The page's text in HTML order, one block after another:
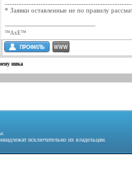
* Заявки оставленные не по правилу
™AxE™
ника
исключительно их владельцам.